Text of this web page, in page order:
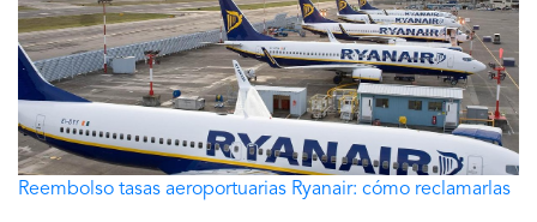
Reembolso tasas aeroportuarias Ryanair: cómo reclamarlas